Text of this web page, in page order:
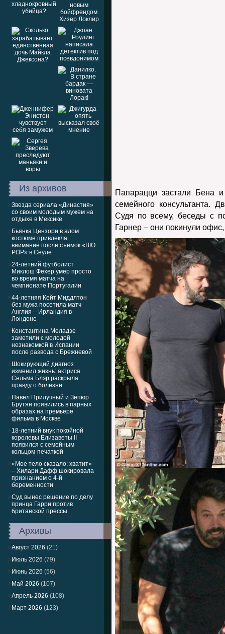
Из архивов
Звезда сериала «Династия»
со своим молодым мужем на
отдыхе в Мексике
Бьянка Цензори в алом
костюме привлекла
внимание после съёмок «BIO
POP» в Сеуле
24-летний футболист
Миклош Фехер умер просто
во время матча на
чемпионате Португалии
44-летняя Кейт Миддлтон
без мужа посетила матч
Англия – Ирландия в
Лондоне
Константина Меладзе
заметили с молодой
незнакомкой в Испании
после развода с Брежневой
Шокирующий диагноз
изменил жизнь: актриса
Сельма Блэр раскрыла
правду о болезни
Павел Прилучный и Зепюр
Брутян появились в парных
образах на премьере
фильма в Москве
18-летний внук покойной
королевы Елизаветы II
появился с семейным
кольцом-печаткой
«Мое тело сказало: хватит»
– Хилари Дафф шокировала
признанием о 4-й
беременности
Суд вынес решение по делу
принца Гарри против
британской прессы
Архивы
Август 2026 (21)
Июль 2026 (79)
Июнь 2026 (56)
Май 2026 (107)
Апрель 2026 (108)
Март 2026 (123)
Папарацци застали Бена
семейного консультанта.
Судя по всему, беседы с
Гарнер – они покинули